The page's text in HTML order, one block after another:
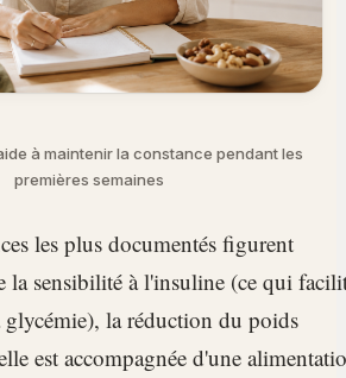
à maintenir la constance pendant les
premières semaines
les plus documentés figurent
la sensibilité à l'insuline (ce qui
la réduction du poids
est accompagnée d'une